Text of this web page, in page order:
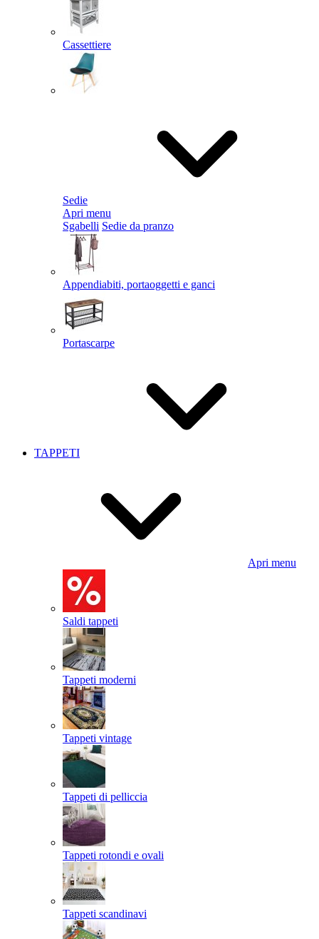
Cassettiere
Sedie
Apri menu
Sgabelli Sedie da pranzo
Appendiabiti, portaoggetti e ganci
Portascarpe
TAPPETI
Apri menu
Saldi tappeti
Tappeti moderni
Tappeti vintage
Tappeti di pelliccia
Tappeti rotondi e ovali
Tappeti scandinavi